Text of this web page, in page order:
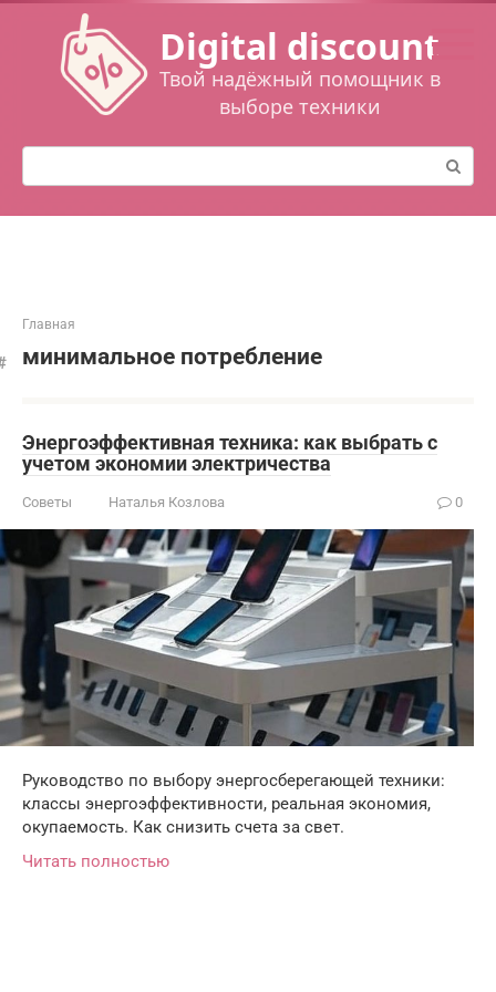
Перейти
контенту
Digital discount
Твой надёжный помощник в
выборе техники
Поиск:
Главная
минимальное потребление
Энергоэффективная техника: как выбрать с
учетом экономии электричества
Советы Наталья Козлова 0
Руководство по выбору энергосберегающей техники:
классы энергоэффективности, реальная экономия,
окупаемость. Как снизить счета за свет.
Читать полностью